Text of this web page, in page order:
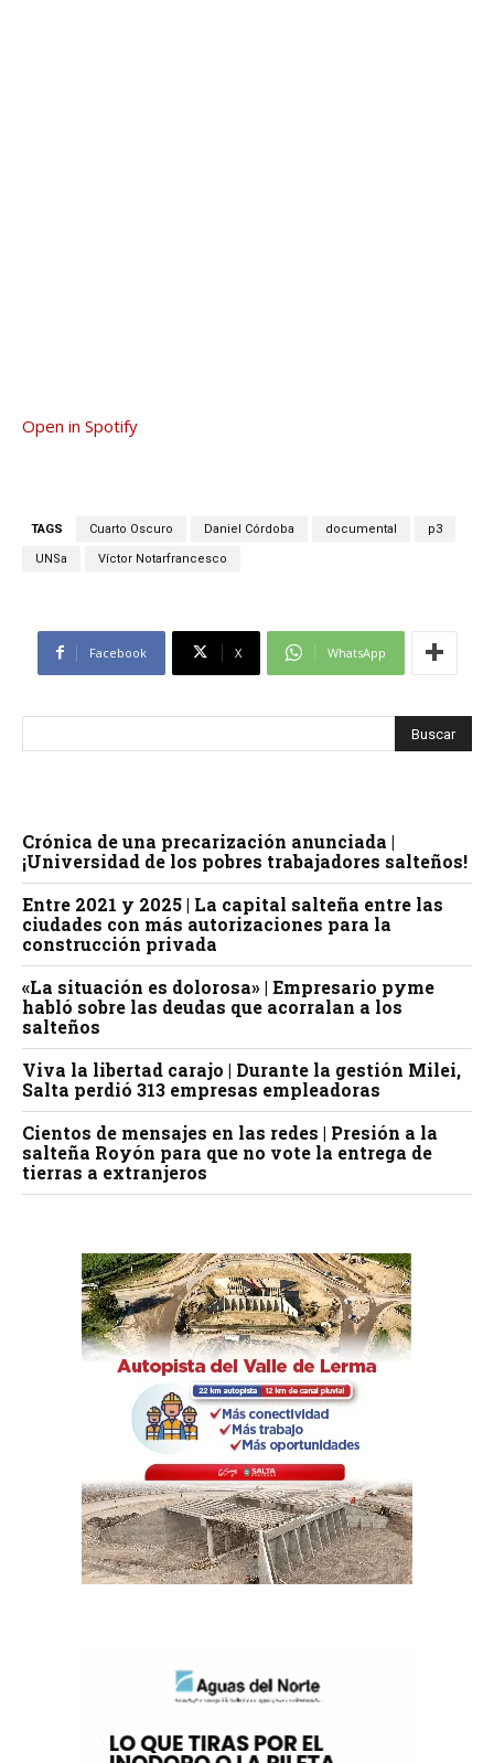
Open in Spotify
TAGS Cuarto Oscuro Daniel Córdoba documental p3
UNSa Víctor Notarfrancesco
Facebook X WhatsApp
Crónica de una precarización anunciada |
¡Universidad de los pobres trabajadores salteños!
Entre 2021 y 2025 | La capital salteña entre las
ciudades con más autorizaciones para la
construcción privada
«La situación es dolorosa» | Empresario pyme
habló sobre las deudas que acorralan a los
salteños
Viva la libertad carajo | Durante la gestión Milei,
Salta perdió 313 empresas empleadoras
Cientos de mensajes en las redes | Presión a la
salteña Royón para que no vote la entrega de
tierras a extranjeros